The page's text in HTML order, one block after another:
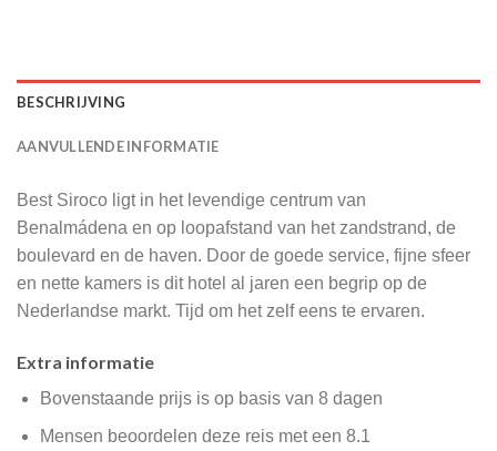
BESCHRIJVING
AANVULLENDE INFORMATIE
Best Siroco ligt in het levendige centrum van
Benalmádena en op loopafstand van het zandstrand, de
boulevard en de haven. Door de goede service, fijne sfeer
en nette kamers is dit hotel al jaren een begrip op de
Nederlandse markt. Tijd om het zelf eens te ervaren.
Extra informatie
Bovenstaande prijs is op basis van 8 dagen
Mensen beoordelen deze reis met een 8.1